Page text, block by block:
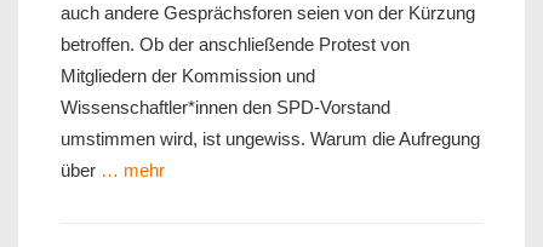
auch andere Gesprächsforen seien von der Kürzung
betroffen. Ob der anschließende Protest von
Mitgliedern der Kommission und
Wissenschaftler*innen den SPD-Vorstand
umstimmen wird, ist ungewiss. Warum die Aufregung
über … mehr